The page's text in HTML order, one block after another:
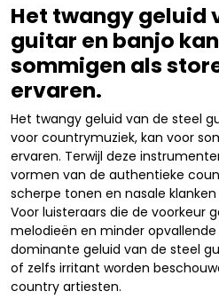
Het twangy geluid
guitar en banjo
sommigen als
ervaren.
Het twangy geluid van de steel
voor countrymuziek, kan voor
ervaren. Terwijl deze
vormen van de authentieke
scherpe tonen en nasale
Voor luisteraars die de voorkeur
melodieën en minder
dominante geluid van de steel
of zelfs irritant worden
country artiesten.